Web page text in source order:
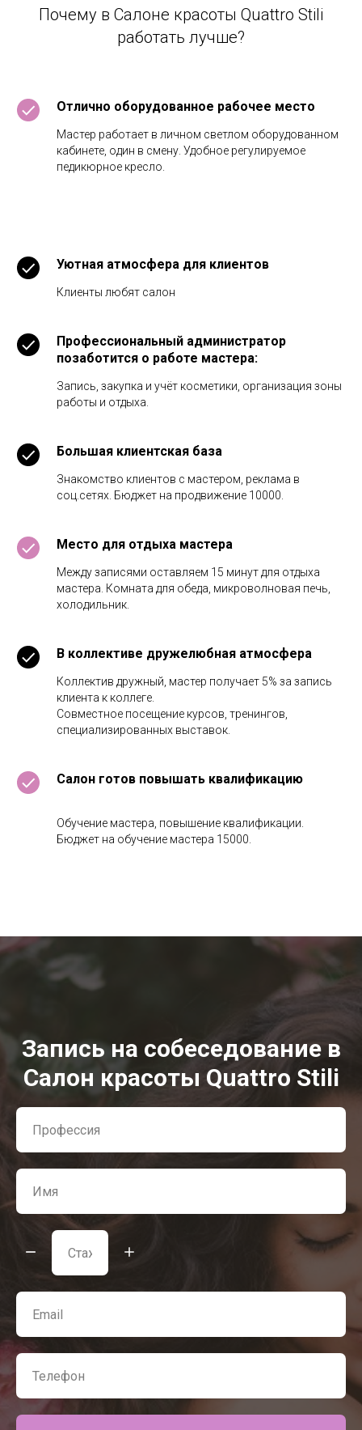
Почему в Салоне красоты Quattro Stili
работать лучше?
Отлично оборудованное рабочее место
Мастер работает в личном светлом оборудованном
кабинете, один в смену. Удобное регулируемое
педикюрное кресло.
Уютная атмосфера для клиентов
Клиенты любят салон
Профессиональный администратор
позаботится о работе мастера:
Запись, закупка и учёт косметики, организация зоны
работы и отдыха.
Большая клиентская база
Знакомство клиентов с мастером, реклама в
соц.сетях. Бюджет на продвижение 10000.
Место для отдыха мастера
Между записями оставляем 15 минут для отдыха
мастера. Комната для обеда, микроволновая печь,
холодильник.
В коллективе дружелюбная атмосфера
Коллектив дружный, мастер получает 5% за запись
клиента к коллеге.
Совместное посещение курсов, тренингов,
специализированных выставок.
Салон готов повышать квалификацию
Обучение мастера, повышение квалификации.
Бюджет на обучение мастера 15000.
Запись на собеседование в
Салон красоты Quattro Stili